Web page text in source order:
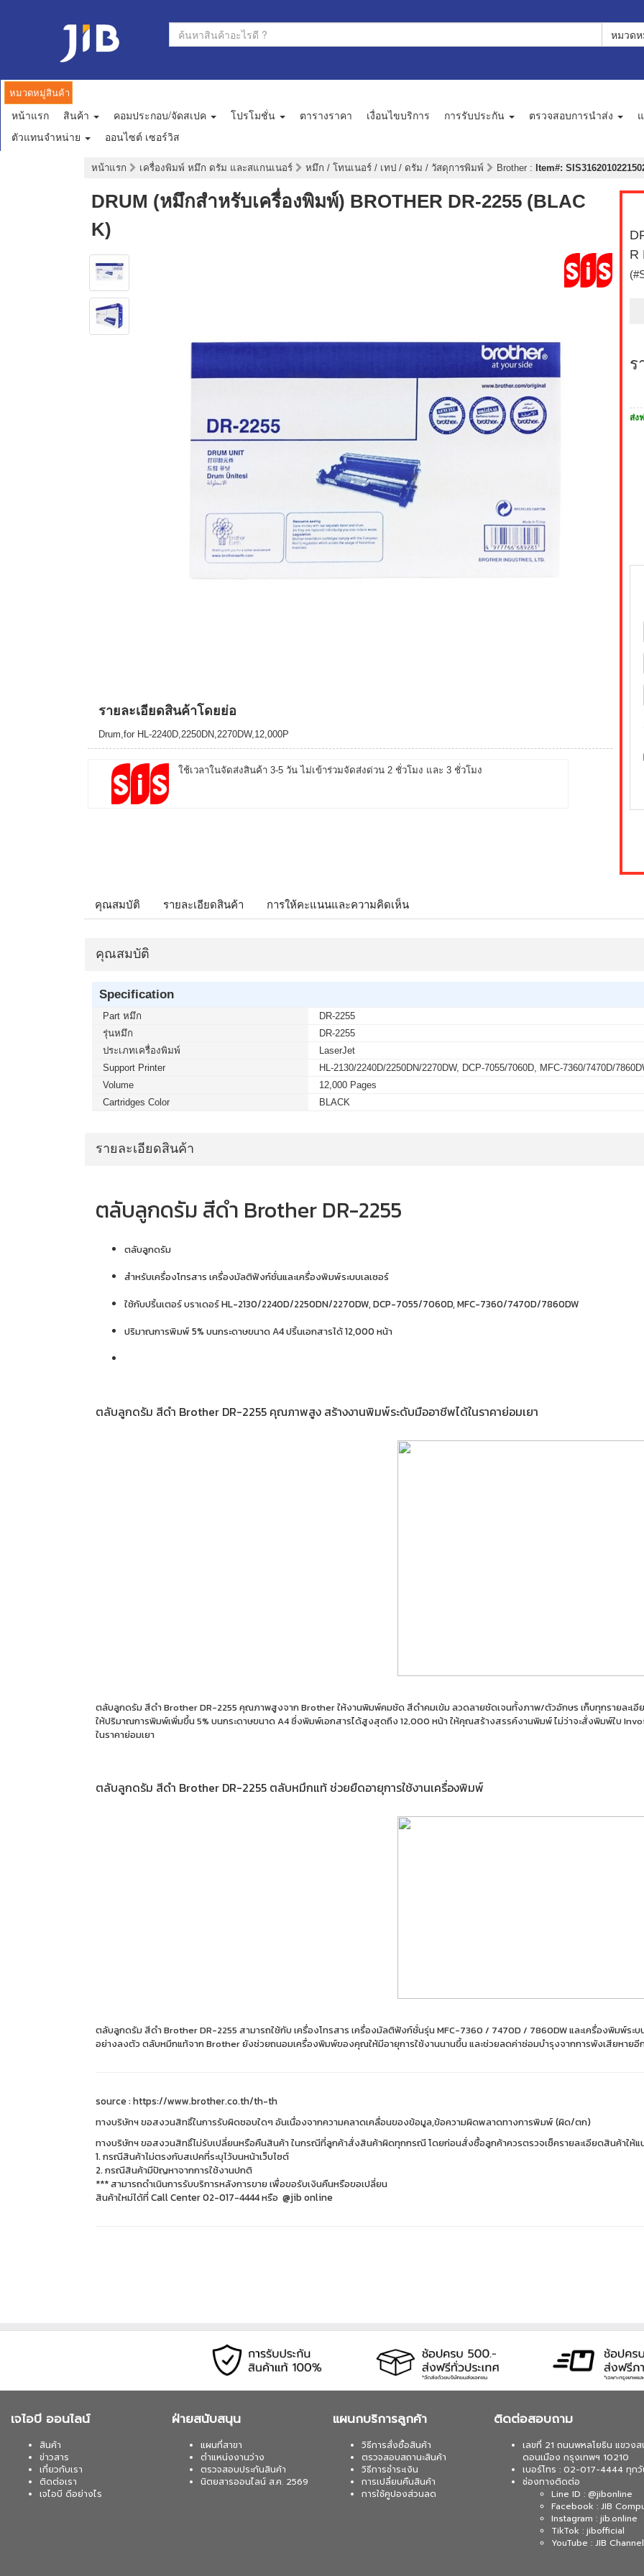
หมวด
หมวดหมู่สินค้า
หน้าแรก สินค้า คอมประกอบ/จัดสเปค โปรโมชั่น ตารางราคา เงื่อนไขบริการ การรับประกัน ตรวจสอบการนำส่ง
ตัวแทนจำหน่าย
ออนไซต์ เซอร์วิส
หน้าแรก เครื่องพิมพ์ หมึก ดรัม และสแกนเนอร์ หมึก / โทนเนอร์ / เทป / ดรัม / วัสดุการพิมพ์ Brother : Item#:
DRUM (หมึกสำหรับเครื่องพิมพ์) BROTHER DR-2255 (BLAC
K)
รายละเอียดสินค้าโดยย่อ
Drum,for HL-2240D,2250DN,2270DW,12,000P
ใช้เวลาในจัดส่งสินค้า 3-5 วัน ไม่เข้าร่วมจัดส่งด่วน 2 ชั่วโมง และ 3 ชั่วโมง
R
ร
ส่ง
คุณสมบัติ รายละเอียดสินค้า การให้คะแนนและความคิดเห็น
คุณสมบัติ
Specification
Part หมึก
DR-2255
รุ่นหมึก
DR-2255
ประเภทเครื่องพิมพ์
LaserJet
Support Printer
HL-2130/2240D/2250DN/2270DW, DCP-7055/7060D, MFC-7360/7470D/
Volume
12,000 Pages
Cartridges Color
BLACK
รายละเอียดสินค้า
ตลับลูกดรัม สีดำ Brother DR-2255
ตลับลูกดรัม
สำหรับเครื่องโทรสาร เครื่องมัลติฟังก์ชั่นและเครื่องพิมพ์ระบบเลเซอร์
ใช้กับปริ้นเตอร์ บราเดอร์ HL-2130/2240D/2250DN/2270DW, DCP-7055/7060D, MFC-7360/7470D/7860DW
ปริมาณการพิมพ์ 5% บนกระดาษขนาด A4 ปริ้นเอกสารได้ 12,000 หน้า
ตลับลูกดรัม สีดำ Brother DR-2255 คุณภาพสูง สร้างงานพิมพ์ระดับมืออาชีพได้ในราคาย่อมเยา
ตลับลูกดรัม สีดำ Brother DR-2255 คุณภาพสูงจาก Brother ให้งานพิมพ์คมชัด สีดำคมเข้ม ลวดลายชัดเจนทั้งภาพ/ตัวอักษร เก็บทุกรายละเอี
ให้ปริมาณการพิมพ์เพิ่มขึ้น 5% บนกระดาษขนาด A4 ซึ่งพิมพ์เอกสารได้สูงสุดถึง 12,000 หน้า ให้คุณสร้างสรรค์งานพิมพ์ ไม่ว่าจะสั่งพิมพ์ใบ
ในราคาย่อมเยา
ตลับลูกดรัม สีดำ Brother DR-2255 ตลับหมึกแท้ ช่วยยืดอายุการใช้งานเครื่องพิมพ์
ตลับลูกดรัม สีดำ Brother DR-2255 สามารถใช้กับ เครื่องโทรสาร เครื่องมัลติฟังก์ชั่นรุ่น MFC-7360 / 7470D / 7860DW และเครื่องพิมพ์ระ
อย่างลงตัว ตลับหมึกแท้จาก Brother ยังช่วยถนอมเครื่องพิมพ์ของคุณให้มีอายุการใช้งานนานขึ้น และช่วยลดค่าซ่อมบำรุงจากการพังเสียหายอี
source :https://www.brother.co.th/th-th
ทางบริษัทฯ ขอสงวนสิทธิ์ในการรับผิดชอบใดๆ อันเนื่องจากความคลาดเคลื่อนของข้อมูล,ข้อความผิดพลาดทางการพิมพ์ (ผิด/ตก)
ทางบริษัทฯ ขอสงวนสิทธิ์ไม่รับเปลี่ยนหรือคืนสินค้า ในกรณีที่ลูกค้าสั่งสินค้าผิดทุกกรณี โดยก่อนสั่งซื้อลูกค้าควรตรวจเช็ครายละเอียดสินค้าให้แ
1. กรณีสินค้าไม่ตรงกับสเปคที่ระบุไว้บนหน้าเว็บไซต์
2. กรณีสินค้ามีปัญหาจากการใช้งานปกติ
*** สามารถดำเนินการรับบริการหลังการขาย เพื่อขอรับเงินคืนหรือขอเปลี่ยน
สินค้าใหม่ได้ที่ Call Center 02-017-4444 หรือ @jib online
เจไอบี ออนไลน์
สินค้า
ข่าวสาร
เกี่ยวกับเรา
ติดต่อเรา
เจไอบี ดีอย่างไร
ฝ่ายสนับสนุน
แผนที่สาขา
ตำแหน่งงานว่าง
ตรวจสอบประกันสินค้า
นิตยสารออนไลน์ ส.ค. 2569
แผนกบริการลูกค้า
วิธีการสั่งซื้อสินค้า
ตรวจสอบสถานะสินค้า
วิธีการชำระเงิน
การเปลี่ยนคืนสินค้า
การใช้คูปองส่วนลด
ติดต่อสอบถาม
เลขที่ 21 ถนนพหลโยธิน แขวง
ดอนเมือง กรุงเทพฯ 10210
เบอร์โทร : 02-017-4444 ทุก
ช่องทางติดต่อ
Line ID : @jibonline
Facebook : JIB
Instagram : jib.online
TikTok : jibofficial
YouTube : JIB Channel